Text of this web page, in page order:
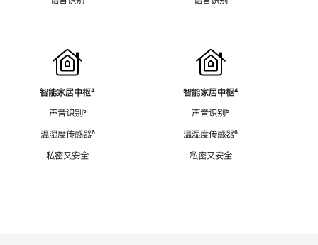
智能家居中枢脚
⁴
声音识别脚
⁵
温湿度传感器脚
⁶
私密又安全
智能家居中枢脚
⁴
声音识别脚
⁵
温湿度传感器脚
⁶
私密又安全